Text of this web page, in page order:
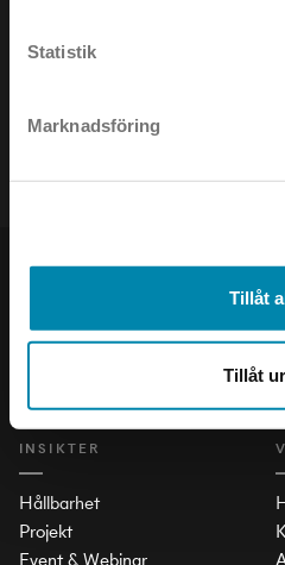
Statistik
Marknadsföring
Tillåt
Tillåt
Inomhus
INSIKTER
Hållbarhet
Projekt
Event & Webinar